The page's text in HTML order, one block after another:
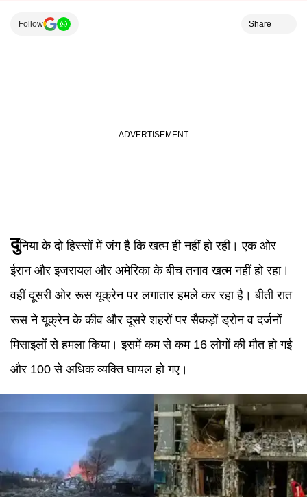
Follow Share
दुनिया के दो हिस्सों में जंग है कि खत्म ही नहीं हो रही। एक ओर
ईरान और इजरायल और अमेरिका के बीच तनाव खत्म नहीं हो रहा।
वहीं दूसरी ओर रूस यूक्रेन पर लगातार हमले कर रहा है। बीती रात
रूस ने यूक्रेन के कीव और दूसरे शहरों पर सैकड़ों ड्रोन व दर्जनों
मिसाइलों से हमला किया। इसमें कम से कम 16 लोगों की मौत हो गई
और 100 से अधिक व्यक्ति घायल हो गए।